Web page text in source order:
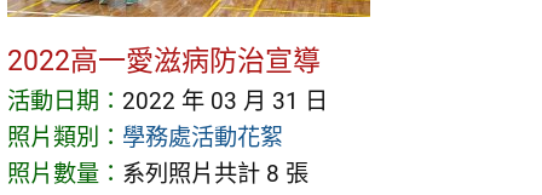
2022高一愛滋病防治宣導
活動日期： 2022 年 03 月 31 日
照片類別： 學務處活動花絮
照片數量： 系列照片共計 8 張